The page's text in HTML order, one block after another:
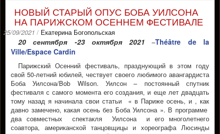
НОВЫЙ СТАРЫЙ ОПУС БОБА УИЛСОНА
НА ПАРИЖСКОМ ОСЕННЕМ ФЕСТИВАЛЕ
25/09/2021 / Екатерина Богопольская
20 сентября -23 октября 2021 –Théâtre de la
Ville/Espace Cardin
Парижский Осенний фестиваль, празднующий в этом году
cвой 50-летний юбилей, чествует своего любимого авангардиста
Боба Уилсона/Bob Wilson. Уилсон – постоянный спутник
фестиваля с самого момента его создания, и еще лет двадцать
тому назад я начиналa свои статьи « в Париже осень, и , как
давно замечено, какая осень без Боба Уилсона ». В программе
два совместных спектакля Уилсона и его многолетнего
соавтора, американской танцовщицы и хореографа Люсинды